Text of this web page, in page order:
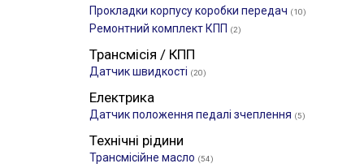
Прокладки корпусу коробки передач (10)
Ремонтний комплект КПП (2)
Трансмісія / КПП
Датчик швидкості (20)
Електрика
Датчик положення педалі зчеплення (5)
Технічні рідини
Трансмісійне масло (54)